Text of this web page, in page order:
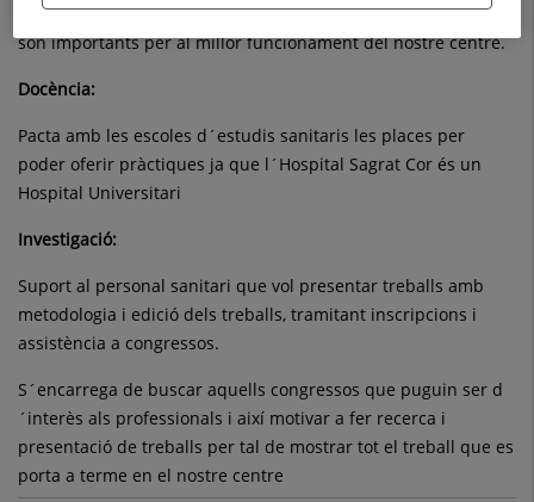
formació que no es pot donar al centre o aquells cursos que
són importants per al millor funcionament del nostre centre.
Docència:
Pacta amb les escoles d´estudis sanitaris les places per
poder oferir pràctiques ja que l´Hospital Sagrat Cor és un
Hospital Universitari
Investigació:
Suport al personal sanitari que vol presentar treballs amb
metodologia i edició dels treballs, tramitant inscripcions i
assistència a congressos.
S´encarrega de buscar aquells congressos que puguin ser d
´interès als professionals i així motivar a fer recerca i
presentació de treballs per tal de mostrar tot el treball que es
porta a terme en el nostre centre